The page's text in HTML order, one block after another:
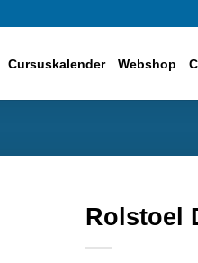
Cursuskalender Webshop
Rolstoel